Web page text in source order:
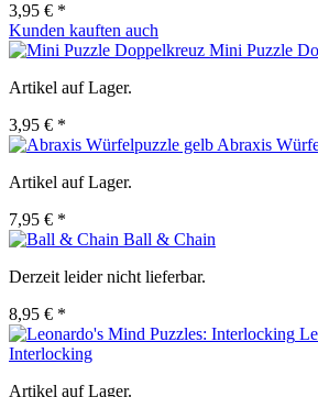
3,95 € *
Kunden kauften auch
Mini Puzzle
Artikel auf Lager.
3,95 € *
Abraxis
Artikel auf Lager.
7,95 € *
Ball & Chain
Derzeit leider nicht lieferbar.
8,95 € *
Interlocking
Artikel auf Lager.